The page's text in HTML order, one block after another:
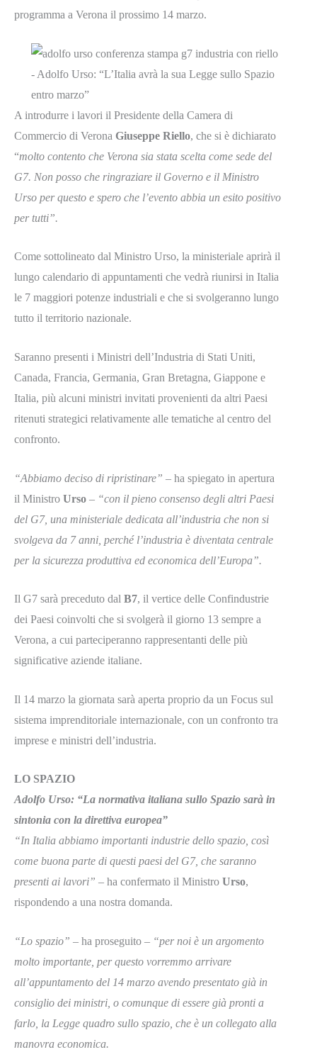
programma a Verona il prossimo 14 marzo.
A introdurre i lavori il Presidente della Camera di
Commercio di Verona Giuseppe Riello, che si è dichiarato
“molto contento che Verona sia stata scelta come sede del
G7. Non posso che ringraziare il Governo e il Ministro
Urso per questo e spero che l’evento abbia un esito positivo
per tutti”.
Come sottolineato dal Ministro Urso, la ministeriale aprirà il
lungo calendario di appuntamenti che vedrà riunirsi in Italia
le 7 maggiori potenze industriali e che si svolgeranno lungo
tutto il territorio nazionale.
Saranno presenti i Ministri dell’Industria di Stati Uniti,
Canada, Francia, Germania, Gran Bretagna, Giappone e
Italia, più alcuni ministri invitati provenienti da altri Paesi
ritenuti strategici relativamente alle tematiche al centro del
confronto.
“Abbiamo deciso di ripristinare” – ha spiegato in apertura
il Ministro Urso – “con il pieno consenso degli altri Paesi
del G7, una ministeriale dedicata all’industria che non si
svolgeva da 7 anni, perché l’industria è diventata centrale
per la sicurezza produttiva ed economica dell’Europa”.
Il G7 sarà preceduto dal B7, il vertice delle Confindustrie
dei Paesi coinvolti che si svolgerà il giorno 13 sempre a
Verona, a cui parteciperanno rappresentanti delle più
significative aziende italiane.
Il 14 marzo la giornata sarà aperta proprio da un Focus sul
sistema imprenditoriale internazionale, con un confronto tra
imprese e ministri dell’industria.
LO SPAZIO
Adolfo Urso: “La normativa italiana sullo Spazio sarà in
sintonia con la direttiva europea”
“In Italia abbiamo importanti industrie dello spazio, così
come buona parte di questi paesi del G7, che saranno
presenti ai lavori” – ha confermato il Ministro Urso,
rispondendo a una nostra domanda.
“Lo spazio” – ha proseguito – “per noi è un argomento
molto importante, per questo vorremmo arrivare
all’appuntamento del 14 marzo avendo presentato già in
consiglio dei ministri, o comunque di essere già pronti a
farlo, la Legge quadro sullo spazio, che è un collegato alla
manovra economica.